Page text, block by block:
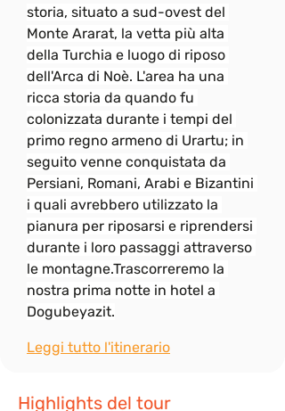
storia, situato a sud-ovest del
Monte Ararat, la vetta più alta
della Turchia e luogo di riposo
dell'Arca di Noè. L'area ha una
ricca storia da quando fu
colonizzata durante i tempi del
primo regno armeno di Urartu; in
seguito venne conquistata da
Persiani, Romani, Arabi e Bizantini
i quali avrebbero utilizzato la
pianura per riposarsi e riprendersi
durante i loro passaggi attraverso
le montagne.Trascorreremo la
nostra prima notte in hotel a
Dogubeyazit.
Leggi tutto l'itinerario
Highlights del tour